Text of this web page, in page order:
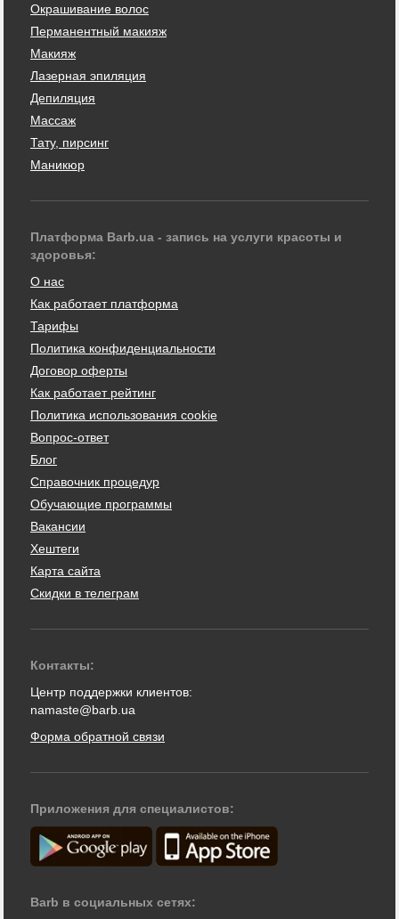
Окрашивание волос
Перманентный макияж
Макияж
Лазерная эпиляция
Депиляция
Массаж
Тату, пирсинг
Маникюр
Платформа Barb.ua - запись на услуги красоты и
здоровья:
О нас
Как работает платформа
Тарифы
Политика конфиденциальности
Договор оферты
Как работает рейтинг
Политика использования cookie
Вопрос-ответ
Блог
Справочник процедур
Обучающие программы
Вакансии
Хештеги
Карта сайта
Скидки в телеграм
Контакты:
Центр поддержки клиентов:
namaste@barb.ua
Форма обратной связи
Приложения для специалистов:
Barb в социальных сетях: